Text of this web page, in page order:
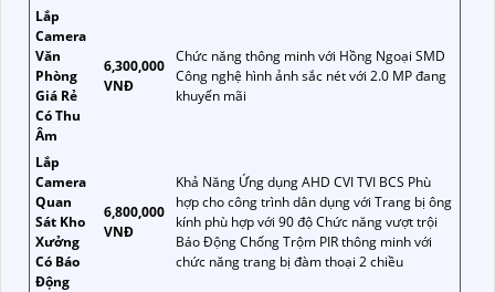
Lắp
Camera
Văn
Phòng
Giá Rẻ
Có Thu
Âm
6,300,000
VNĐ
Chức năng thông minh với Hồng Ngoại SMD
Công nghệ hình ảnh sắc nét với 2.0 MP đang
khuyến mãi
Lắp
Camera
Quan
Sát Kho
Xưởng
Có Báo
Động
6,800,000
VNĐ
Khả Năng Ứng dụng AHD CVI TVI BCS Phù
hợp cho công trình dân dụng với Trang bị ông
kính phù hợp với 90 độ Chức năng vượt trội
Báo Động Chống Trộm PIR thông minh với
chức năng trang bị đàm thoại 2 chiều